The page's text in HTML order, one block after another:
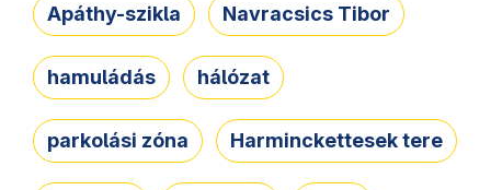
Apáthy-szikla Navracsics Tibor
hamuládás hálózat
parkolási zóna Harminckettesek tere